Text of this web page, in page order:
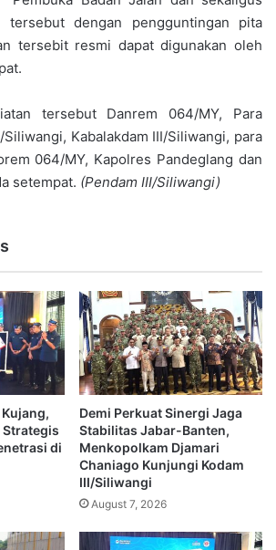
tersebut dengan pengguntingan pita
tersebit resmi dapat digunakan oleh
tersebut Danrem 064/MY, Para
Kabalakdam III/Siliwangi, para
064/MY, Kapolres Pandeglang dan
setempat. (Pendam III/Siliwangi)
Strategis
di
Demi Perkuat Sinergi Jaga
Stabilitas Jabar-Banten,
Menkopolkam Djamari
Chaniago Kunjungi Kodam
III/Siliwangi
August 7, 2026